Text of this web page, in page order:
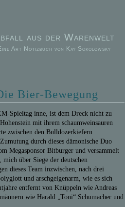
aus der Warenwelt
Art Notizbuch von Kay Sokolowsky
Bier-Bewegung
Spieltag inne, ist dem Dreck nicht zu
mit ihrem schaumweinsauren
zwischen den Bulldozerkiefern
durch dieses dämonische Duo
Megasponsor Bitburger und versammelt
über Siege der deutschen
dieses Team inzwischen, nach drei
und arschgeigenarm, wie es sich
entfernt von Knüppeln wie Andreas
wie Harald „Toni“ Schumacher und